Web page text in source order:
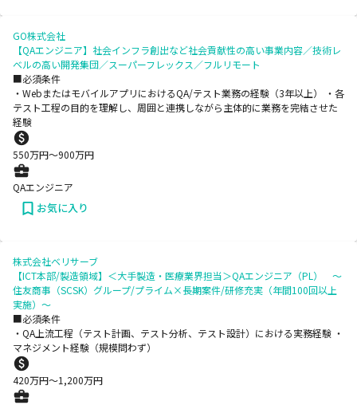
GO株式会社
【QAエンジニア】社会インフラ創出など社会貢献性の高い事業内容／技術レ
ベルの高い開発集団／スーパーフレックス／フルリモート
■必須条件
・WebまたはモバイルアプリにおけるQA/テスト業務の経験（3年以上） ・各
テスト工程の目的を理解し、周囲と連携しながら主体的に業務を完結させた
経験
550万円〜900万円
QAエンジニア
お気に入り
株式会社ベリサーブ
【ICT本部/製造領域】＜大手製造・医療業界担当＞QAエンジニア（PL） ～
住友商事（SCSK）グループ/プライム×長期案件/研修充実（年間100回以上
実施）～
■必須条件
・QA上流工程（テスト計画、テスト分析、テスト設計）における実務経験 ・
マネジメント経験（規模問わず）
420万円〜1,200万円